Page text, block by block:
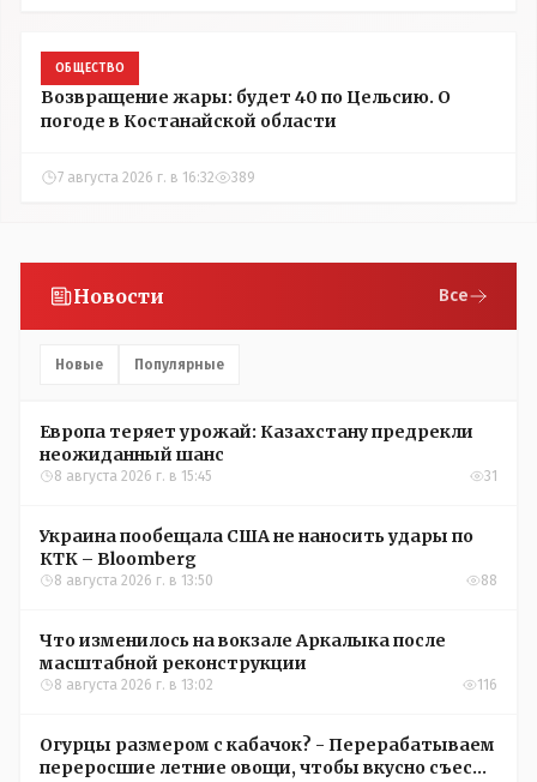
ОБЩЕСТВО
Возвращение жары: будет 40 по Цельсию. О
погоде в Костанайской области
7 августа 2026 г. в 16:32 389
Новости Все
Новые Популярные
Европа теряет урожай: Казахстану предрекли
неожиданный шанс
8 августа 2026 г. в 15:45 31
Украина пообещала США не наносить удары по
КТК – Bloomberg
8 августа 2026 г. в 13:50 88
Что изменилось на вокзале Аркалыка после
масштабной реконструкции
8 августа 2026 г. в 13:02 116
Огурцы размером с кабачок? - Перерабатываем
переросшие летние овощи, чтобы вкусно съесть